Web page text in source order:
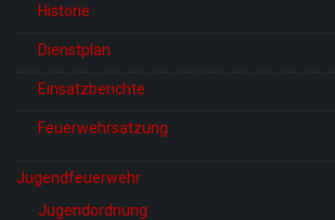
Historie
Dienstplan
Einsatzberichte
Feuerwehrsatzung
Jugendfeuerwehr
Jugendordnung